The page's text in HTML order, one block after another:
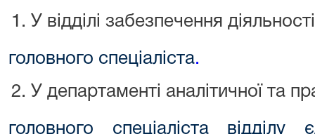
У відділі забезпечення
головного спеціаліста.
У департаменті аналітичної та
головного спеціаліста відділу